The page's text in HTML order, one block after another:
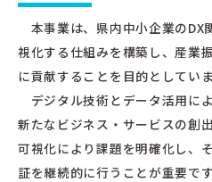
本事業は、県内中小企業のDX
視化する仕組みを構築し、産業
に貢献することを目的としていま
デジタル技術とデータ活用に
新たなビジネス・サービスの創
可視化により課題を明確化し、
証を継続的に行うことが重要で